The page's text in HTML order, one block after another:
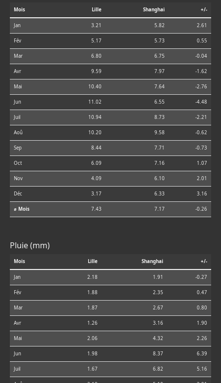
Mois Lille Shanghai +/-
Jan 3.21 5.82 2.61
Fév 5.17 5.73 0.55
Mar 6.80 6.75 -0.04
Avr 9.59 7.97 -1.62
Mai 10.40 7.64 -2.76
Jun 11.02 6.55 -4.48
Juil 10.94 8.73 -2.21
Aoû 10.20 9.58 -0.62
Sep 8.44 7.71 -0.73
Oct 6.09 7.16 1.07
Nov 4.09 6.10 2.01
Déc 3.17 6.33 3.16
⌀ Mois 7.43 7.17 -0.26
Pluie (mm)
Mois Lille Shanghai +/-
Jan 2.18 1.91 -0.27
Fév 1.88 2.35 0.47
Mar 1.87 2.67 0.80
Avr 1.26 3.16 1.90
Mai 2.06 4.32 2.26
Jun 1.98 8.37 6.39
Juil 1.67 6.82 5.16